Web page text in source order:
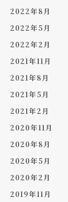
2022年8月
2022年5月
2022年2月
2021年11月
2021年8月
2021年5月
2021年2月
2020年11月
2020年8月
2020年5月
2020年2月
2019年11月